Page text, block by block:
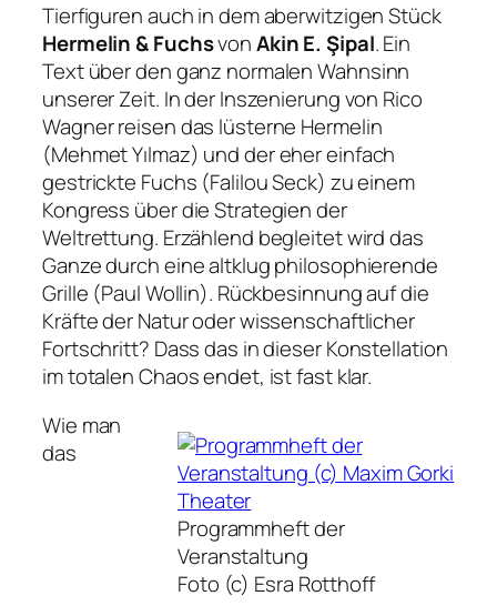
Tierfiguren auch in dem aberwitzigen Stück
Hermelin & FuchsvonAkin E. Şipal. Ein
Text über den ganz normalen Wahnsinn
unserer Zeit. In der Inszenierung von Rico
Wagner reisen das lüsterne Hermelin
(Mehmet Yılmaz) und der eher einfach
gestrickte Fuchs (Falilou Seck) zu einem
Kongress über die Strategien der
Weltrettung. Erzählend begleitet wird das
Ganze durch eine altklug philosophierende
Grille (Paul Wollin). Rückbesinnung auf die
Kräfte der Natur oder wissenschaftlicher
Fortschritt? Dass das in dieser Konstellation
im totalen Chaos endet, ist fast klar.
Programmheft der
Veranstaltung
Foto (c) Esra Rotthoff
Wie man
das